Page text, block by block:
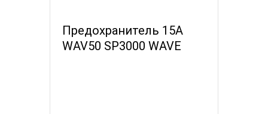
Предохранитель 15А
WAV50 SP3000 WAVE